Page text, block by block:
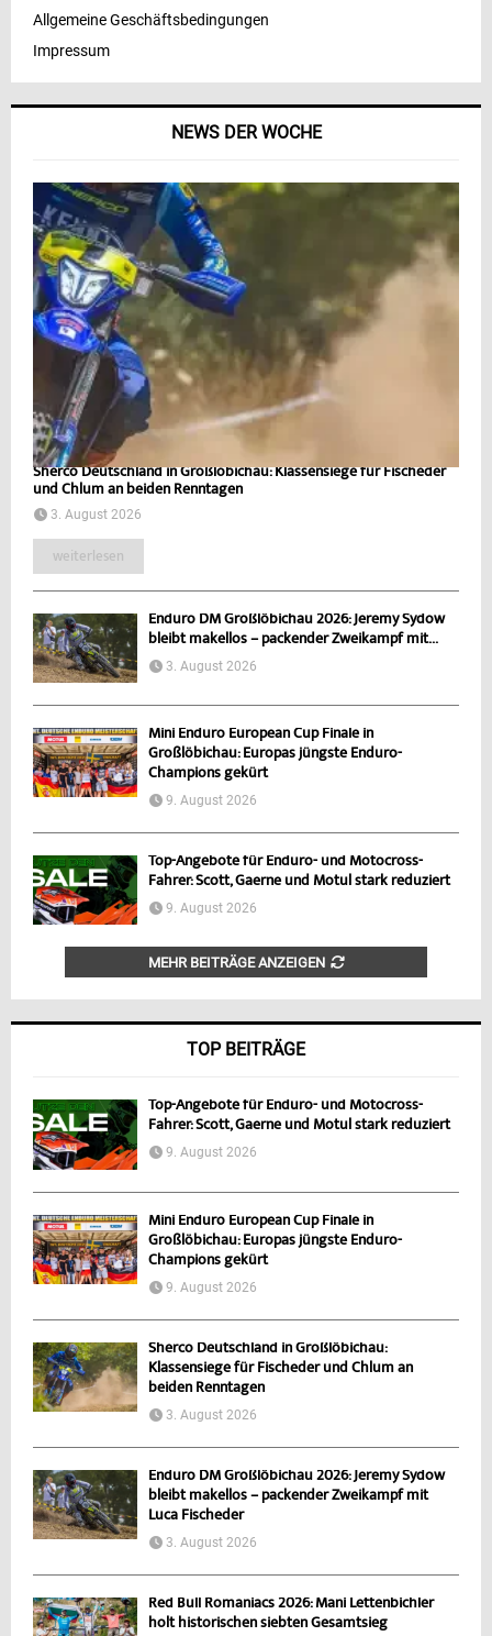
NEWS DER WOCHE
Sherco Deutschland in Großlöbichau: Klassensiege für Fischeder
und Chlum an beiden Renntagen
3. August 2026
weiterlesen
Enduro DM Großlöbichau 2026: Jeremy Sydow
bleibt makellos – packender Zweikampf mit...
3. August 2026
Mini Enduro European Cup Finale in
Großlöbichau: Europas jüngste Enduro-
Champions gekürt
9. August 2026
Top-Angebote für Enduro- und Motocross-
Fahrer: Scott, Gaerne und Motul stark reduziert
9. August 2026
MEHR BEITRÄGE ANZEIGEN
TOP BEITRÄGE
Top-Angebote für Enduro- und Motocross-
Fahrer: Scott, Gaerne und Motul stark reduziert
9. August 2026
Mini Enduro European Cup Finale in
Großlöbichau: Europas jüngste Enduro-
Champions gekürt
9. August 2026
Sherco Deutschland in Großlöbichau:
Klassensiege für Fischeder und Chlum an
beiden Renntagen
3. August 2026
Enduro DM Großlöbichau 2026: Jeremy Sydow
bleibt makellos – packender Zweikampf mit
Luca Fischeder
3. August 2026
Red Bull Romaniacs 2026: Mani Lettenbichler
holt historischen siebten Gesamtsieg
Allgemeine Geschäftsbedingungen
Impressum